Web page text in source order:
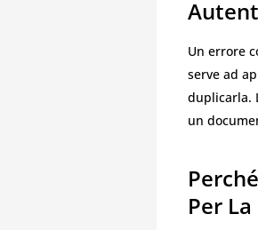
Un errore
serve ad
duplicarla.
un
Per